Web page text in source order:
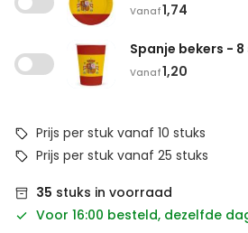
Vanaf1,74
Spanje bekers -
Vanaf1,20
Prijs per stuk vanaf 10 stuks
Prijs per stuk vanaf 25 stuks
35 stuks in voorraad
Voor 16:00 besteld, dezelfde